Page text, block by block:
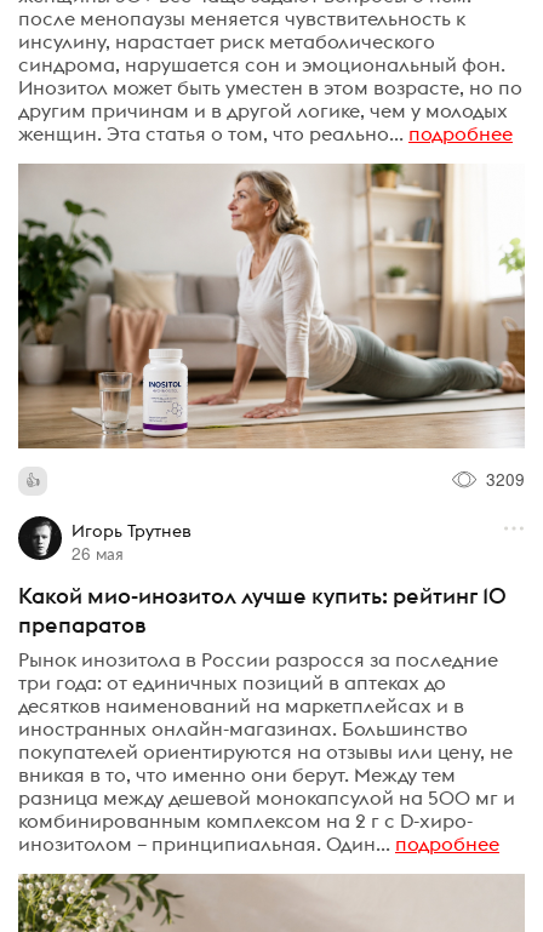
после менопаузы меняется чувствительность к
инсулину, нарастает риск метаболического
синдрома, нарушается сон и эмоциональный фон.
Инозитол может быть уместен в этом возрасте, но по
другим причинам и в другой логике, чем у молодых
женщин. Эта статья о том, что реально... подробнее
3209
Игорь Трутнев
26 мая
Какой мио-инозитол лучше купить: рейтинг 10
препаратов
Рынок инозитола в России разросся за последние
три года: от единичных позиций в аптеках до
десятков наименований на маркетплейсах и в
иностранных онлайн-магазинах. Большинство
покупателей ориентируются на отзывы или цену, не
вникая в то, что именно они берут. Между тем
разница между дешевой монокапсулой на 500 мг и
комбинированным комплексом на 2 г с D-хиро-
инозитолом – принципиальная. Один... подробнее